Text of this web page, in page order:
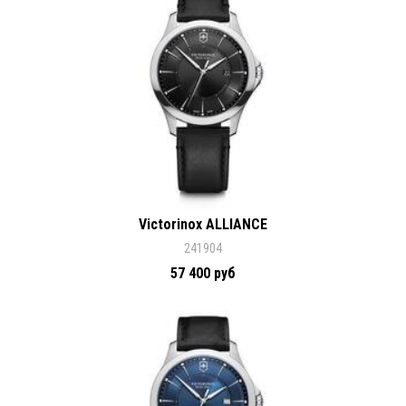
Victorinox ALLIANCE
241904
57 400 руб